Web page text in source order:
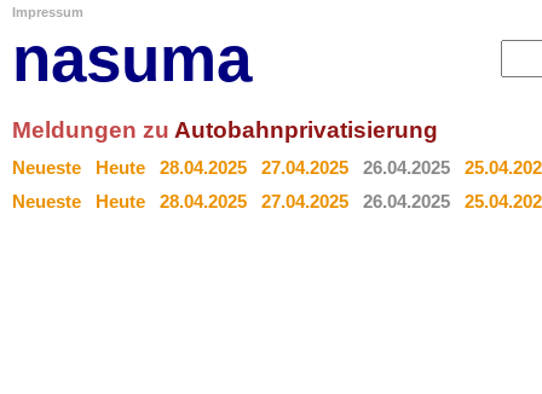
Impressum
nasuma
Meldungen zu Autobahnprivatisierung
Neueste Heute 28.04.2025 27.04.2025 26.04.2025
Neueste
Heute 28.04.2025 27.04.2025 26.04.2025